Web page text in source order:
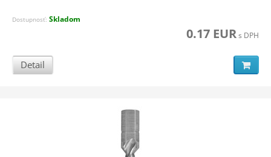
Dostupnosť: Skladom
0.17 EURs DPH
Detail